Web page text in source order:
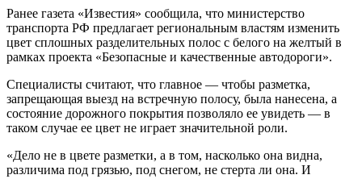
Ранее газета «Известия» сообщила, что министерство
транспорта РФ предлагает региональным властям изменить
цвет сплошных разделительных полос с белого на желтый в
рамках проекта «Безопасные и качественные автодороги».
Специалисты считают, что главное — чтобы разметка,
запрещающая выезд на встречную полосу, была нанесена, а
состояние дорожного покрытия позволяло ее увидеть — в
таком случае ее цвет не играет значительной роли.
«Дело не в цвете разметки, а в том, насколько она видна,
различима под грязью, под снегом, не стерта ли она. И